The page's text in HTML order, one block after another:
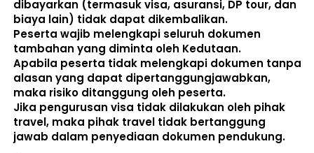
dibayarkan (termasuk visa, asuransi, DP tour, dan
biaya lain) tidak dapat dikembalikan.
Peserta wajib melengkapi seluruh dokumen
tambahan yang diminta oleh Kedutaan.
Apabila peserta tidak melengkapi dokumen tanpa
alasan yang dapat dipertanggungjawabkan,
maka risiko ditanggung oleh peserta.
Jika pengurusan visa tidak dilakukan oleh pihak
travel, maka pihak travel tidak bertanggung
jawab dalam penyediaan dokumen pendukung.